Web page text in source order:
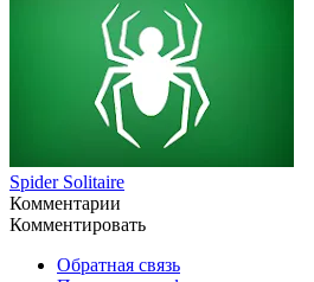
Spider Solitaire
Комментарии
Комментировать
Обратная связь